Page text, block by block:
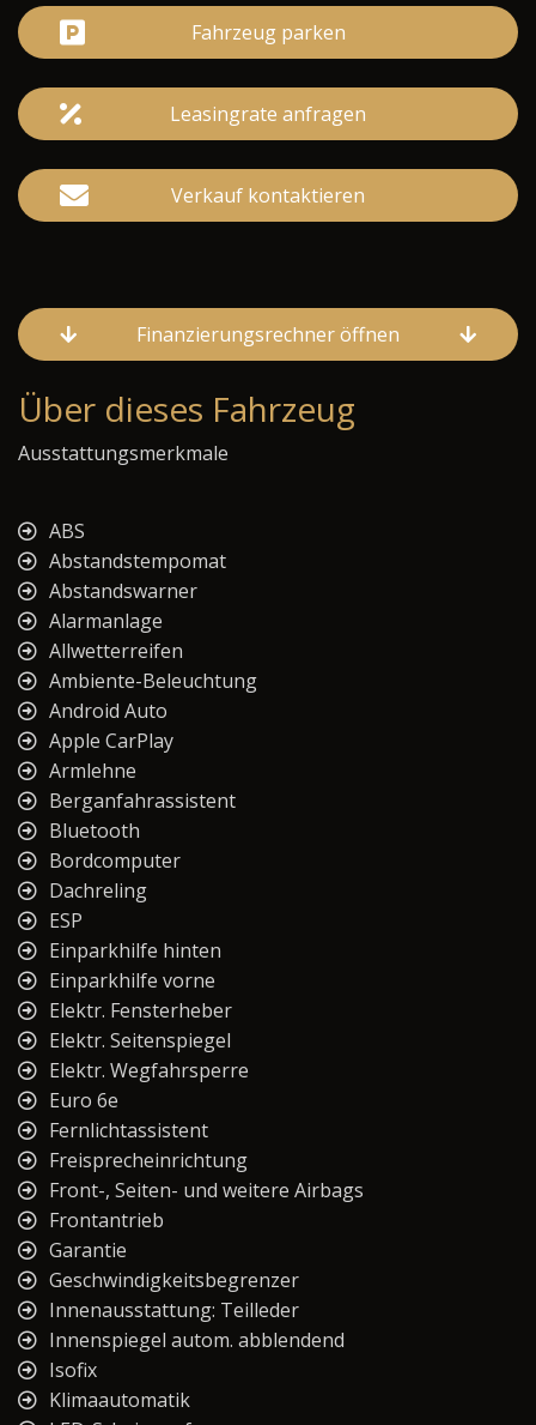
Fahrzeug parken
Leasingrate anfragen
Verkauf kontaktieren
Finanzierungsrechner öffnen
Über dieses Fahrzeug
Ausstattungsmerkmale
ABS
Abstandstempomat
Abstandswarner
Alarmanlage
Allwetterreifen
Ambiente-Beleuchtung
Android Auto
Apple CarPlay
Armlehne
Berganfahrassistent
Bluetooth
Bordcomputer
Dachreling
ESP
Einparkhilfe hinten
Einparkhilfe vorne
Elektr. Fensterheber
Elektr. Seitenspiegel
Elektr. Wegfahrsperre
Euro 6e
Fernlichtassistent
Freisprecheinrichtung
Front-, Seiten- und weitere Airbags
Frontantrieb
Garantie
Geschwindigkeitsbegrenzer
Innenausstattung: Teilleder
Innenspiegel autom. abblendend
Isofix
Klimaautomatik